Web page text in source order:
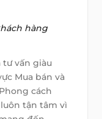
hàng
tư vấn giàu
Mua bán và
cách
tận tâm vì